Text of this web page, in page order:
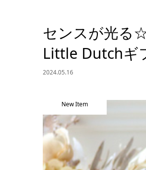
センスが光る
Little Dutchギ
2024.05.16
New Item